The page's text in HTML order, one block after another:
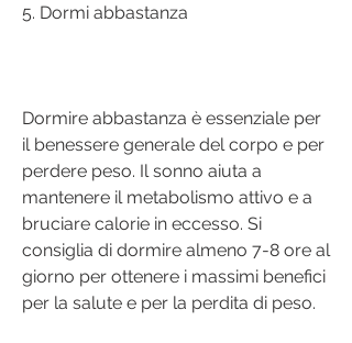
5. Dormi abbastanza
Dormire abbastanza è essenziale per
il benessere generale del corpo e per
perdere peso. Il sonno aiuta a
mantenere il metabolismo attivo e a
bruciare calorie in eccesso. Si
consiglia di dormire almeno 7-8 ore al
giorno per ottenere i massimi benefici
per la salute e per la perdita di peso.